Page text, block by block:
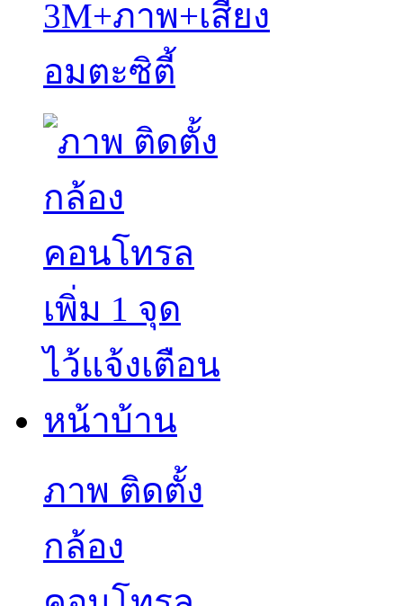
3M+ภาพ+เสียง
อมตะซิตี้
ภาพ ติดตั้ง
กล้อง